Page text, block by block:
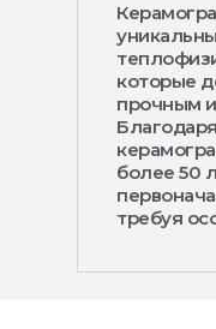
которые
прочным
более 50
требуя